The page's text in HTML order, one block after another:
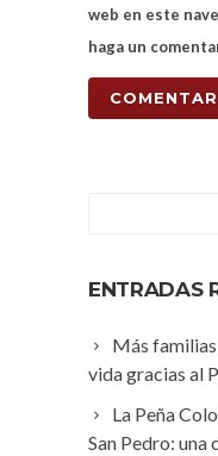
web en este
haga un
ENTRADAS
Más
vida gracias al
La Peña
San Pedro: